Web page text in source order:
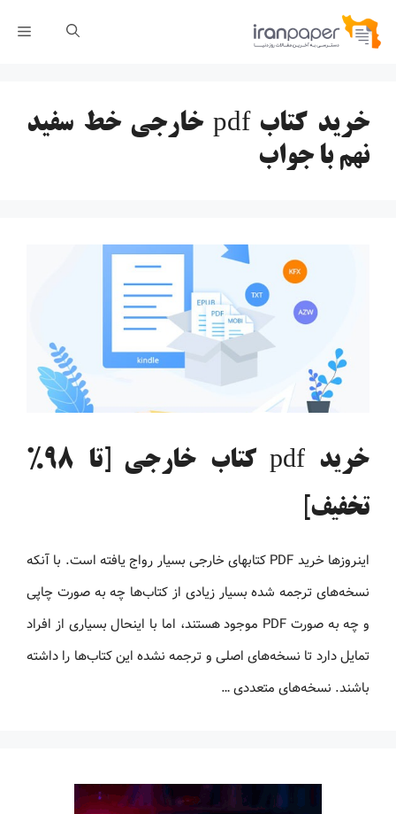
پرش
خرید کتاب pdf خارجی خط سفید
نهم با جواب
خرید pdf کتاب خارجی [تا 98%
تخفیف]
اینروزها خرید PDF کتاب‎های خارجی بسیار رواج یافته است. با آنکه
نسخه‌های ترجمه شده بسیار زیادی از کتاب‌ها چه به صورت چاپی
و چه به صورت PDF موجود هستند، اما با اینحال بسیاری از افراد
تمایل دارد تا نسخه‌های اصلی و ترجمه نشده این کتاب‌ها را داشته
باشند. نسخه‌های متعددی …